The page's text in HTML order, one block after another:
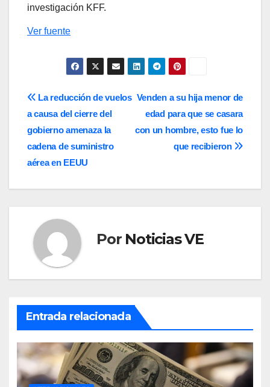
investigación KFF.
Ver fuente
Navegación
de
entradas
Venden a su hija menor de
edad para que se casara
con un hombre, esto fue lo
que recibieron
La reducción de vuelos
a causa del cierre del
gobierno amenaza la
cadena de suministro
aérea en EEUU
Por Noticias VE
Entrada relacionada